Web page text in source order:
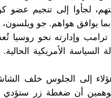
لجأوا إلى تنجيم
يوافق هواهم. جو ويلسون،
وإدارته نحو روسيا
السياسة الأمريكية
إلى الجلوس خلف
أن ضغطة زر